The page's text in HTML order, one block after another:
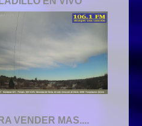
VENDER MAS....